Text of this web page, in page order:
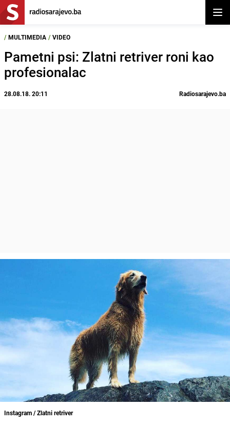
/ MULTIMEDIA / VIDEO
Pametni psi: Zlatni retriver roni kao
profesionalac
28.08.18. 20:11 Radiosarajevo.ba
Instagram / Zlatni retriver